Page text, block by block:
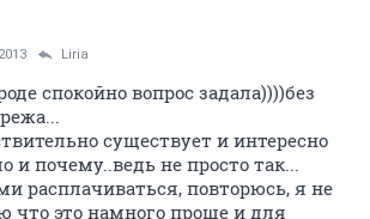
Liria
спокойно вопрос задала))))без
существует и интересно
и почему..ведь не просто так...
расплачиваться, повторюсь, я не
что это намного проще и для